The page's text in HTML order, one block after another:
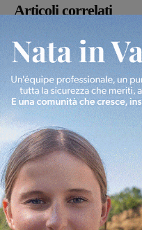
Articoli correlati
Dal treno all’ospedale, la
vita in “Frammenti”: il
primo libro del
valdarnese Luca Livi
Cultura 9 Agosto 2026